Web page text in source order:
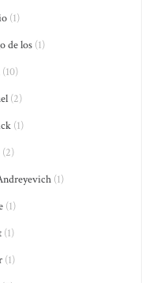
(1)
de los (1)
(10)
(2)
(1)
(2)
(1)
(1)
(1)
(1)